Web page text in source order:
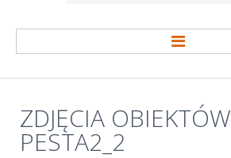
O FIRMIE
ZDJĘCIA OBIEKTÓW
PESTA2_2